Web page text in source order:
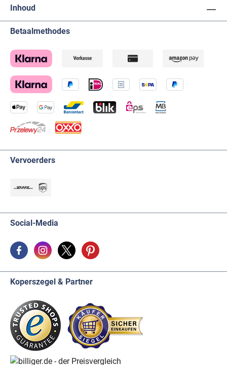
Inhoud
Betaalmethodes
Vervoerders
Social-Media
Koperszegel & Partner